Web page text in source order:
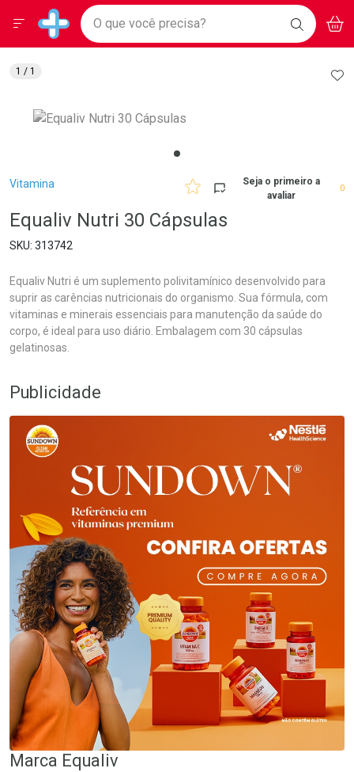
Drogarias Pacheco
Baixe nosso APP e aproveite Ofertas Exclusivas!
BAIXE
O APP
Ir direto para a home
pela página
Ir direto para o conteúdo
Ir direto para a busca
Ir direto para a conta
Ir direto para a notificações
Ir direto para o carrinho
Faça a sua busca
O que você precisa? BUSCAR
Menu
Breadcrumb
Vitamina
Seja o primeiro a
avaliar
0
Equaliv Nutri 30 Cápsulas
313742
Equaliv Nutri é um suplemento polivitamínico desenvolvido para
suprir as carências nutricionais do organismo. Sua fórmula, com
vitaminas e minerais essenciais para manutenção da saúde do
corpo, é ideal para uso diário. Embalagem com 30 cápsulas
gelatinosas.
1 / 1
Publicidade
Marca Equaliv